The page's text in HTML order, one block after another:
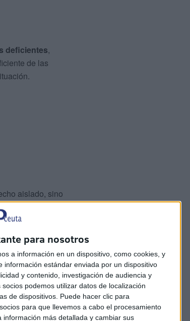
para nosotros
a información en un dispositivo, como cookies, y
estándar enviada por un dispositivo
y contenido, investigación de audiencia y
podemos utilizar datos de localización
de dispositivos. Puede hacer clic para
para que llevemos a cabo el procesamiento
más detallada y cambiar sus
deficientes,
de las
aislado, sino
juvenil
hacia las autoridades